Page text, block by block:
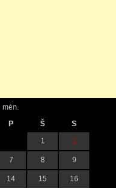
P Š S
1 2
7 8 9
14 15 16